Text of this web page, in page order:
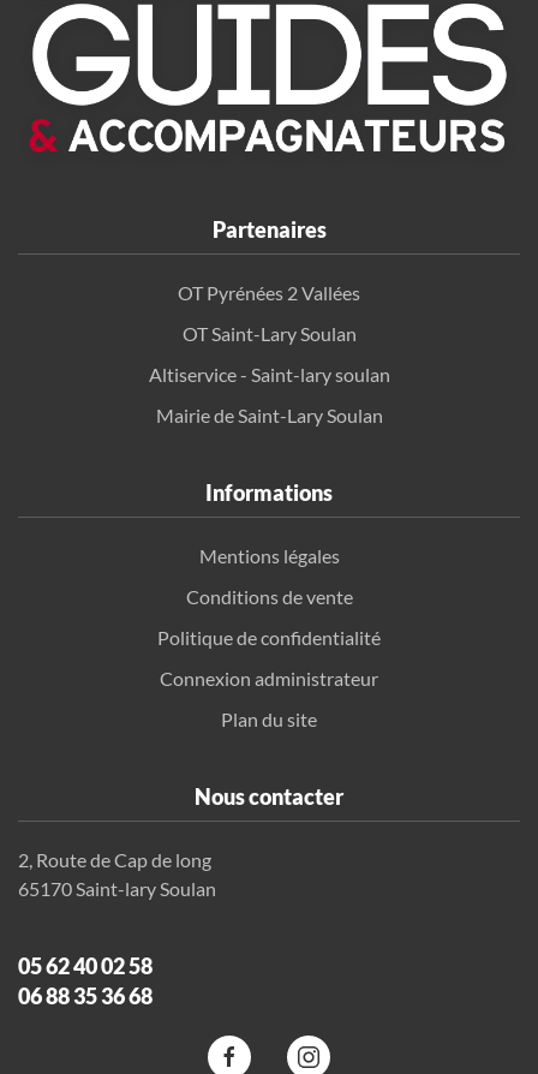
Partenaires
OT Pyrénées 2 Vallées
OT Saint-Lary Soulan
Altiservice - Saint-lary soulan
Mairie de Saint-Lary Soulan
Informations
Mentions légales
Conditions de vente
Politique de confidentialité
Connexion administrateur
Plan du site
Nous contacter
2, Route de Cap de long
65170 Saint-lary Soulan
05 62 40 02 58
06 88 35 36 68